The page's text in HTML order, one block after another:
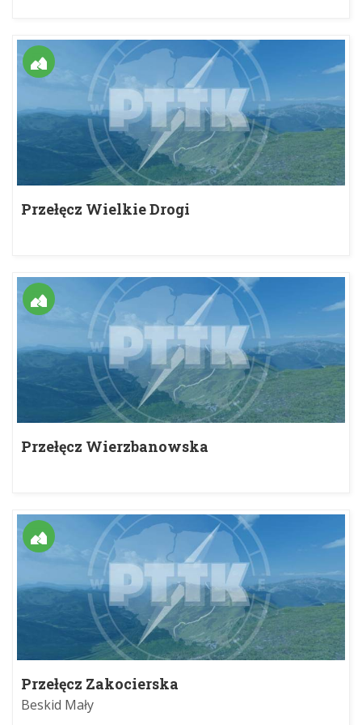
Przełęcz Wielkie Drogi
Przełęcz Wierzbanowska
Przełęcz Zakocierska
Beskid Mały